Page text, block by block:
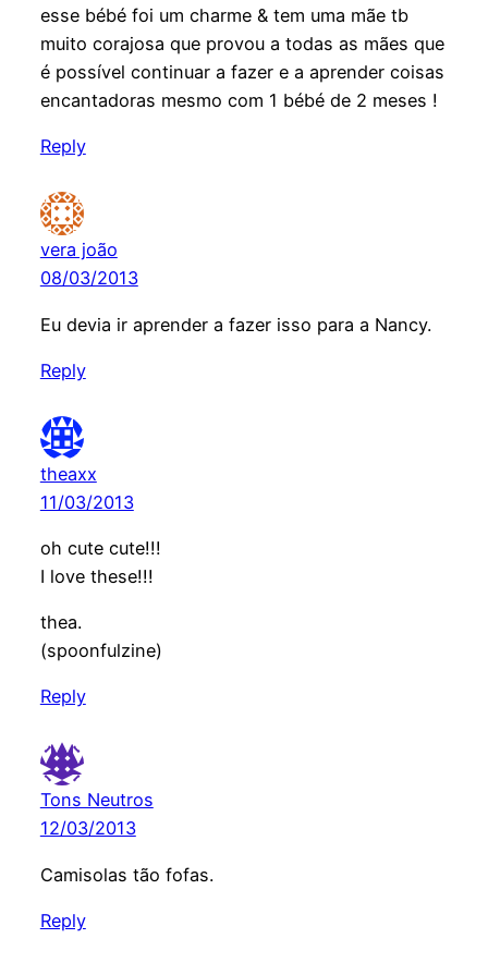
esse bébé foi um charme & tem uma mãe tb
muito corajosa que provou a todas as mães que
é possível continuar a fazer e a aprender coisas
encantadoras mesmo com 1 bébé de 2 meses !
Reply
vera joão
08/03/2013
Eu devia ir aprender a fazer isso para a Nancy.
Reply
theaxx
11/03/2013
oh cute cute!!!
I love these!!!
thea.
(spoonfulzine)
Reply
Tons Neutros
12/03/2013
Camisolas tão fofas.
Reply